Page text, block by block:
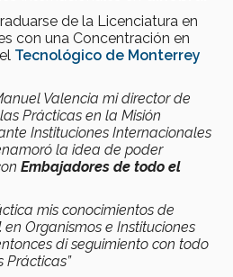
de la Licenciatura en
con una Concentración en
Tecnológico de Monterrey
Valencia mi director de
Prácticas en la Misión
Instituciones Internacionales
la idea de poder
Embajadores de todo el
mis conocimientos de
en Organismos e Instituciones
di seguimiento con todo
Prácticas”